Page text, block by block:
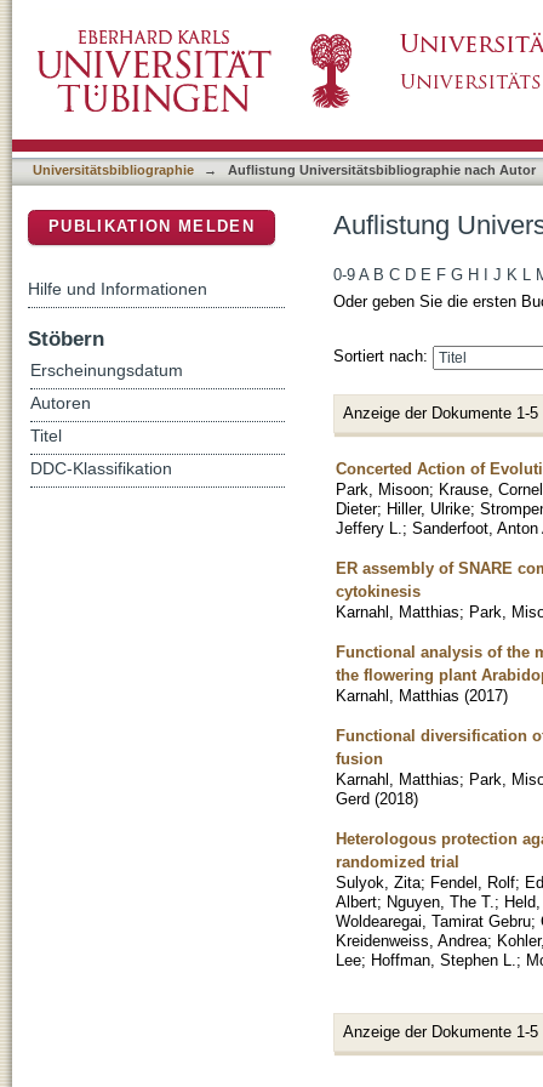
Universitätsbibliographie → Auflistung Universitätsbibliographie nach Autor
Auflistung
0-9 A B C D E F G H J K L
Oder geben Sie die ersten
Sortiert nach:
Anzeige der Dokumente 1-5
Concerted Action of
Park, Misoon; Krause,
Dieter; Hiller, Ulrike;
Jeffery L. ; Sanderfoot, Anton
ER assembly of SNARE
cytokinesis
Karnahl, Matthias; Park,
Functional analysis of the
the flowering plant
Karnahl, Matthias (2017)
Functional diversification
fusion
Karnahl, Matthias; Park,
Gerd (2018)
Heterologous protection
randomized trial
Sulyok, Zita; Fendel, Rolf;
Albert; Nguyen, The T. ;
Woldearegai, Tamirat Gebru;
Kreidenweiss, Andrea;
Lee; Hoffman, Stephen L. ;
Anzeige der Dokumente 1-5
PUBLIKATION MELDEN
Hilfe und Informationen
Stöbern
Erscheinungsdatum
Autoren
Titel
DDC-Klassifikation